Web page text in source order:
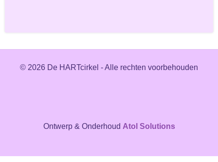
© 2026 De HARTcirkel - Alle rechten voorbehouden
Ontwerp & Onderhoud Atol Solutions